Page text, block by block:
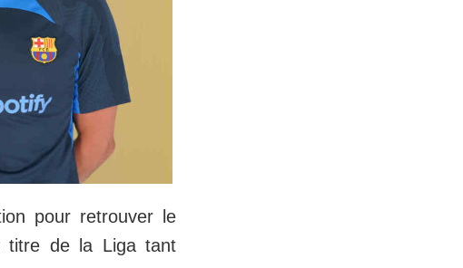
pour retrouver le
titre de la Liga tant